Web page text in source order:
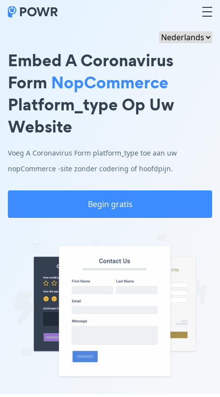
Embed A Coronavirus
Form NopCommerce
Platform_type Op Uw
Website
Voeg A Coronavirus Form platform_type toe aan uw
nopCommerce -site zonder codering of hoofdpijn.
Begin gratis